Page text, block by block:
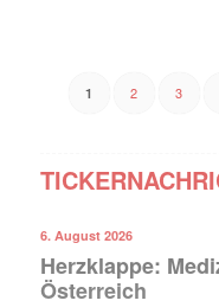
1 2 3
6. August 2026
Herzklappe:
Österreich